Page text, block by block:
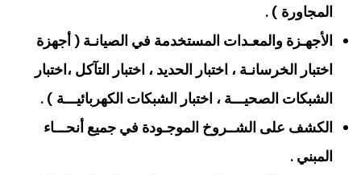
المجاورة ) .
الأجهـزة والمعـدات المستخدمة في الصيانـة ( أجهزة
اختبار الخرسانـة ، اختبار الحديد ، اختبار التآكل ،اختبار
الشبكات الصحيـــة ، اختبار الشبكات الكهربائيـــة ) .
الكشف على الشــروخ الموجـودة في جميع أنحـــاء
المبني .